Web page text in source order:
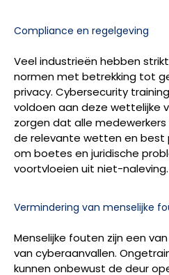
Compliance en regelgeving
Veel industrieën hebben
normen met betrekking tot
privacy. Cybersecurity
voldoen aan deze wettelijke
zorgen dat alle
de relevante wetten en best
om boetes en juridische
voortvloeien uit niet-naleving.
Vermindering van menselijke
Menselijke fouten zijn een
van cyberaanvallen.
kunnen onbewust de deur